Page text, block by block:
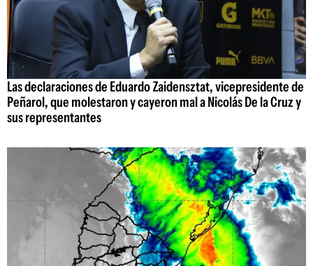
Las declaraciones de Eduardo Zaidensztat, vicepresidente de
Peñarol, que molestaron y cayeron mal a Nicolás De la Cruz y
sus representantes